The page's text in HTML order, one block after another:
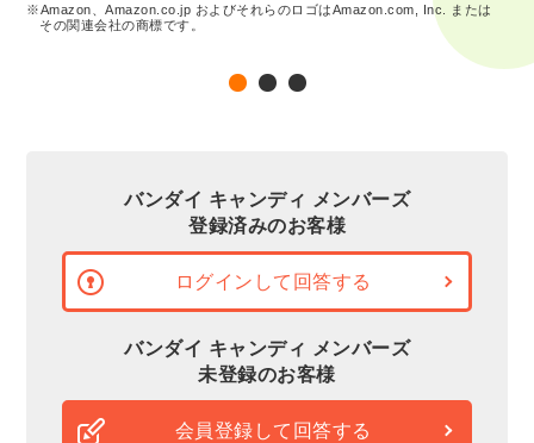
※Amazon、Amazon.co.jp およびそれらのロゴはAmazon.com, Inc. または
その関連会社の商標です。
バンダイ キャンディ メンバーズ
登録済みのお客様
ログインして回答する
バンダイ キャンディ メンバーズ
未登録のお客様
会員登録して回答する